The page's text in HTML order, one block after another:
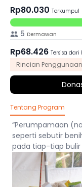
Rp80.030 Terkumpul
5 Dermawan
Rp68.426 Tersisa dari
Rincian
Tentang Program
“Perumpamaan
seperti sebutir
pada tiap-tiap bulir